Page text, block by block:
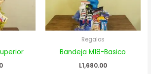
Regalos
Bandeja M18-Basico
L1,680.00